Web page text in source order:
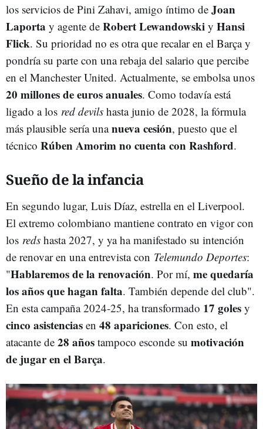
los servicios de Pini Zahavi, amigo íntimo de Joan
Laporta y agente de Robert Lewandowski y Hansi
Flick. Su prioridad no es otra que recalar en el Barça y
pondría su parte con una rebaja del salario que percibe
en el Manchester United. Actualmente, se embolsa unos
20 millones de euros anuales. Como todavía está
ligado a los red devils hasta junio de 2028, la fórmula
más plausible sería unanueva cesión, puesto que el
técnico Rúben Amorimno cuenta con Rashford.
Sueño de la infancia
En segundo lugar, Luis Díaz, estrella en el Liverpool.
El extremo colombiano mantiene contrato en vigor con
los reds hasta 2027, y ya ha manifestado su intención
de renovar en una entrevista con Telemundo Deportes:
"Hablaremos de la renovación. Por mí, me quedaría
los años que hagan falta. También depende del club".
En esta campaña 2024-25, ha transformado 17 goles y
cinco asistencias en 48 apariciones. Con esto, el
atacante de 28 años tampoco esconde su motivación
de jugar en el Barça.